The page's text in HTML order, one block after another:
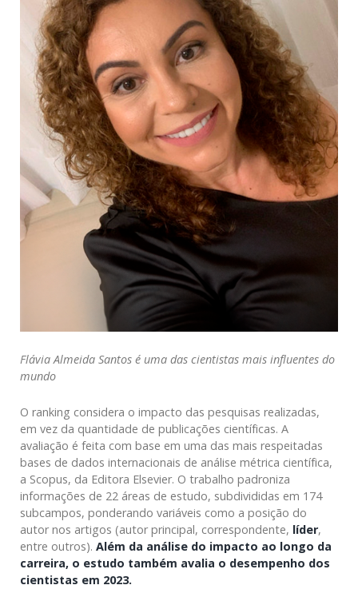
Flávia Almeida Santos é uma das cientistas mais influentes do
mundo
O ranking considera o impacto das pesquisas realizadas,
em vez da quantidade de publicações científicas. A
avaliação é feita com base em uma das mais respeitadas
bases de dados internacionais de análise métrica científica,
a Scopus, da Editora Elsevier. O trabalho padroniza
informações de 22 áreas de estudo, subdivididas em 174
subcampos, ponderando variáveis como a posição do
autor nos artigos (autor principal, correspondente, líder,
entre outros). Além da análise do impacto ao longo da
carreira, o estudo também avalia o desempenho dos
cientistas em 2023.